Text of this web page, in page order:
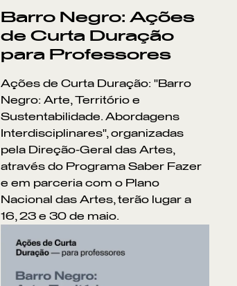
Barro Negro: Ações
de Curta Duração
para Professores
Ações de Curta Duração: "Barro
Negro: Arte, Território e
Sustentabilidade. Abordagens
Interdisciplinares", organizadas
pela Direção-Geral das Artes,
através do Programa Saber Fazer
e em parceria com o Plano
Nacional das Artes, terão lugar a
16, 23 e 30 de maio.